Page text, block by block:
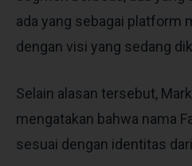
ada yang sebagai platform
dengan visi yang sedang
Selain alasan tersebut,
mengatakan bahwa nama
sesuai dengan identitas